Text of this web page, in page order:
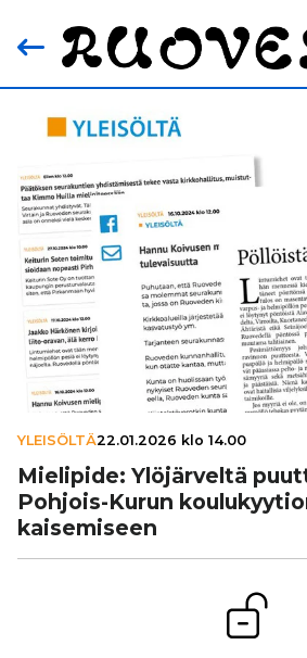
YLEISÖLTÄ22.01.2026 klo 14.00
Mielipide: Ylö­jär­veltä
Pohjois-Kurun
kai­se­mi­seen